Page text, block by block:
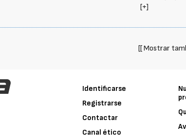
[+]
[[ Mostrar
Identificarse
Registrarse
Contactar
Canal ético